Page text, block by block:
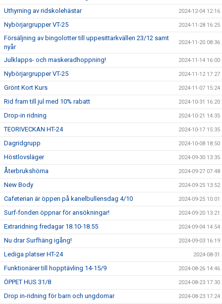
Uthyrning av ridskolehästar 2024-12-04 12:16
Nybörjargrupper VT-25 2024-11-28 16:25
Försäljning av bingolotter till uppesittarkvällen 23/12 samt
nyår
2024-11-20 08:36
Julklapps- och maskeradhoppning! 2024-11-14 16:00
Nybörjargrupper VT-25 2024-11-12 17:27
Grönt Kort Kurs 2024-11-07 15:24
Rid fram till jul med 10% rabatt 2024-10-31 16:20
Drop-in ridning 2024-10-21 14:35
TEORIVECKAN HT-24 2024-10-17 15:35
Dagridgrupp 2024-10-08 18:50
Höstlovsläger 2024-09-30 13:35
Återbrukshörna 2024-09-27 07:48
New Body 2024-09-25 13:52
Cafeterian är öppen på kanelbullensdag 4/10 2024-09-25 10:01
Surf-fonden öppnar för ansökningar! 2024-09-20 13:21
Extraridning fredagar 18.10-18.55 2024-09-04 14:54
Nu drar Surfhäng igång! 2024-09-03 16:19
Lediga platser HT-24 2024-08-31
Funktionärer till hopptävling 14-15/9 2024-08-26 14:46
ÖPPET HUS 31/8 2024-08-23 17:30
Drop in-ridning för barn och ungdomar 2024-08-23 17:24